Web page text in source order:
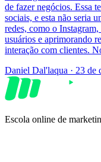
de fazer negócios. Essa
sociais, e esta não seria
redes, como o
usuários e aprimorando
interação com clientes.
Daniel Dal'laqua · 23 de
Escola online de